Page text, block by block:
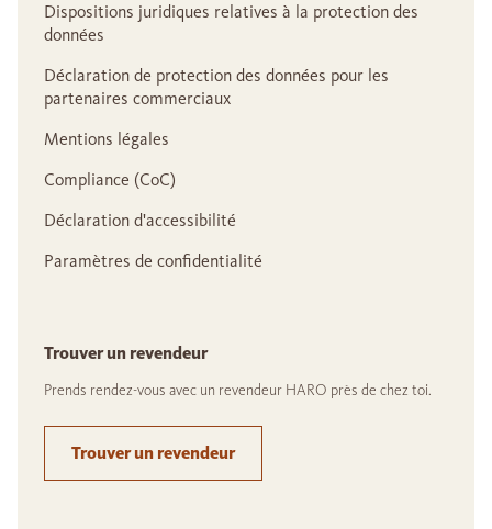
Dispositions juridiques relatives à la protection des
données
Déclaration de protection des données pour les
partenaires commerciaux
Mentions légales
Compliance (CoC)
Déclaration d'accessibilité
Paramètres de confidentialité
Trouver un revendeur
Prends rendez-vous avec un revendeur HARO près de chez toi.
Trouver un revendeur